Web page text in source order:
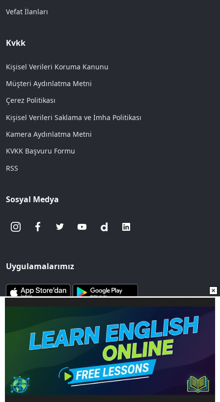
Vefat İlanları
Kvkk
Kişisel Verileri Koruma Kanunu
Müşteri Aydınlatma Metni
Çerez Politikası
Kişisel Verileri Saklama ve İmha Politikası
Kamera Aydınlatma Metni
KVKK Başvuru Formu
RSS
Sosyal Medya
Uygulamalarımız
www.sozcu.com.tr internet sitesinde yayınlanan yazı, haber ve
fotoğrafların her türlü telif hakkı Mega Ajans ve Rek. Tic. A.Ş'ye
aittir. İzin alınmadan, kaynak gösterilerek dahi
Copyright © 2023 - Tüm hakları saklıdır. Mega Ajans ve Rek.
Tic. A.Ş.